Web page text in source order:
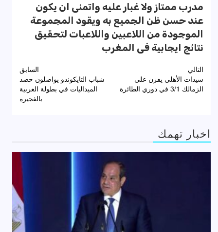
مدرب ممتاز ولا غبار عليه واتمنى ان يكون
عند حسن ظن الجميع به ويقود المجموعة
الموجودة من اللاعبين واللاعبات لتحقيق
نتائج ايجابية فى المغرب
تصفّح
المقالات
السابق
شباب التايكوندو يواصلون حصد
الميداليات في بطولة العربية
بالفجيرة
التالي
سيدات الأهلي يفزن على
الزمالك 3/1 في دوري الطائرة
اخبار تهمك